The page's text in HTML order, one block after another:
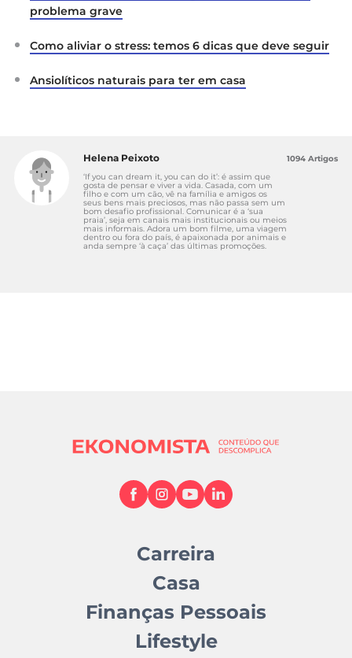
problema grave
Como aliviar o stress: temos 6 dicas que deve seguir
Ansiolíticos naturais para ter em casa
Helena Peixoto
‘If you can dream it, you can do it’: é assim que
gosta de pensar e viver a vida. Casada, com um
filho e com um cão, vê na família e amigos os
seus bens mais preciosos, mas não passa sem um
bom desafio profissional. Comunicar é a ‘sua
praia’, seja em canais mais institucionais ou meios
mais informais. Adora um bom filme, uma viagem
dentro ou fora do país, é apaixonada por animais e
anda sempre ‘à caça’ das últimas promoções.
1094 Artigos
Carreira
Casa
Finanças Pessoais
Lifestyle